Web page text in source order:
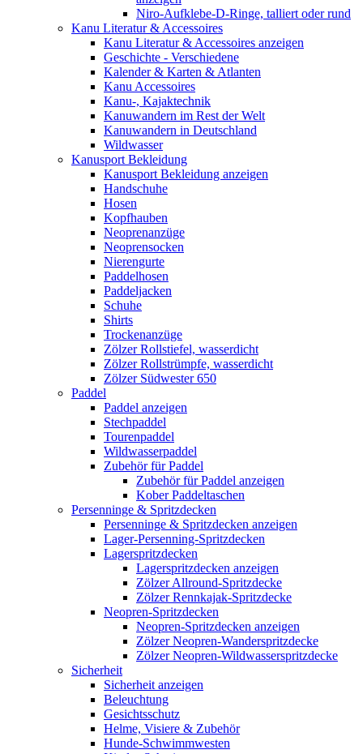
Niro-Aufklebe-D-Ringe, talliert oder rund
Kanu Literatur & Accessoires
Kanu Literatur & Accessoires anzeigen
Geschichte - Verschiedene
Kalender & Karten & Atlanten
Kanu Accessoires
Kanu-, Kajaktechnik
Kanuwandern im Rest der Welt
Kanuwandern in Deutschland
Wildwasser
Kanusport Bekleidung
Kanusport Bekleidung anzeigen
Handschuhe
Hosen
Kopfhauben
Neoprenanzüge
Neoprensocken
Nierengurte
Paddelhosen
Paddeljacken
Schuhe
Shirts
Trockenanzüge
Zölzer Rollstiefel, wasserdicht
Zölzer Rollstrümpfe, wasserdicht
Zölzer Südwester 650
Paddel
Paddel anzeigen
Stechpaddel
Tourenpaddel
Wildwasserpaddel
Zubehör für Paddel
Zubehör für Paddel anzeigen
Kober Paddeltaschen
Persenninge & Spritzdecken
Persenninge & Spritzdecken anzeigen
Lager-Persenning-Spritzdecken
Lagerspritzdecken
Lagerspritzdecken anzeigen
Zölzer Allround-Spritzdecke
Zölzer Rennkajak-Spritzdecke
Neopren-Spritzdecken
Neopren-Spritzdecken anzeigen
Zölzer Neopren-Wanderspritzdecke
Zölzer Neopren-Wildwasserspritzdecke
Sicherheit
Sicherheit anzeigen
Beleuchtung
Gesichtsschutz
Helme, Visiere & Zubehör
Hunde-Schwimmwesten